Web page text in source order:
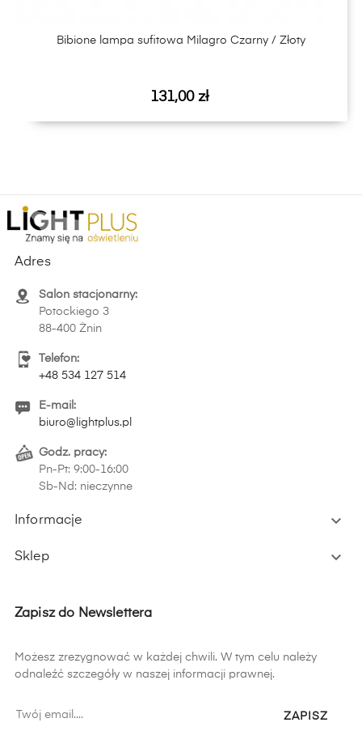
Bibione lampa sufitowa Milagro Czarny / Złoty
Cena
131,00 zł
Adres
Salon stacjonarny:
Potockiego 3
88-400 Żnin
Telefon:
+48 534 127 514
E-mail:
biuro@lightplus.pl
Godz. pracy:
Pn-Pt: 9:00-16:00
Sb-Nd: nieczynne
Informacje 
Sklep 
Zapisz do Newslettera
Możesz zrezygnować w każdej chwili. W tym celu należy
odnaleźć szczegóły w naszej informacji prawnej.
ZAPISZ